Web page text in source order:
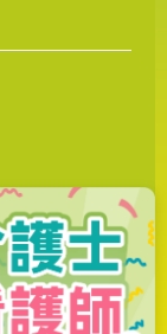
13階 MAP